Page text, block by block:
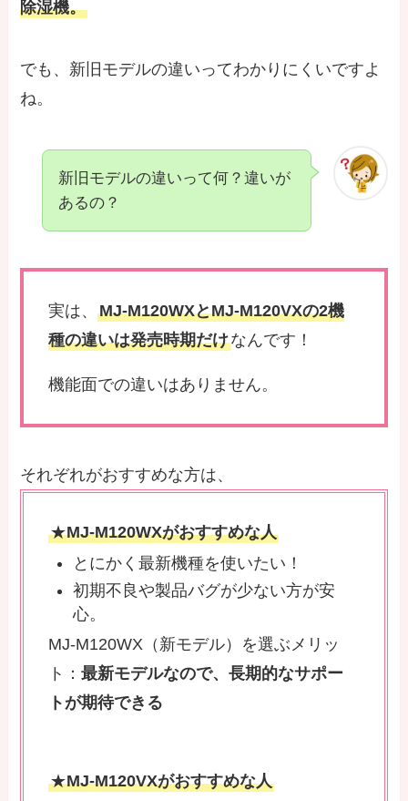
除湿機。
でも、新旧モデルの違いってわかりにくいですよ
ね。
新旧モデルの違いって何？違いが
あるの？
実は、MJ-M120WXとMJ-M120VXの2機
種の違いは発売時期だけなんです！
機能面での違いはありません。
それぞれがおすすめな方は、
★MJ-M120WXがおすすめな人
とにかく最新機種を使いたい！
初期不良や製品バグが少ない方が安
心。
MJ-M120WX（新モデル）を選ぶメリッ
ト：最新モデルなので、長期的なサポー
トが期待できる
★MJ-M120VXがおすすめな人